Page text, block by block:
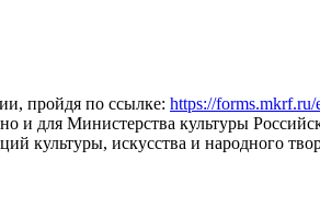
пройдя по ссылке: https://
и для Министерства культуры
культуры, искусства и народного